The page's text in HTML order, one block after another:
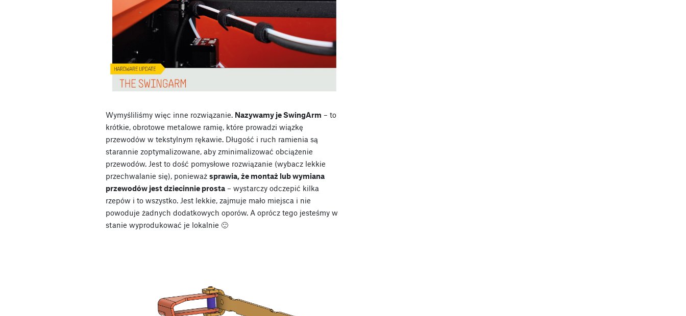
Wymyśliliśmy więc inne rozwiązanie. Nazywamy je SwingArm – to
krótkie, obrotowe metalowe ramię, które prowadzi wiązkę
przewodów w tekstylnym rękawie. Długość i ruch ramienia są
starannie zoptymalizowane, aby zminimalizować obciążenie
przewodów. Jest to dość pomysłowe rozwiązanie (wybacz lekkie
przechwalanie się), ponieważ sprawia, że montaż lub wymiana
przewodów jest dziecinnie prosta – wystarczy odczepić kilka
rzepów i to wszystko. Jest lekkie, zajmuje mało miejsca i nie
powoduje żadnych dodatkowych oporów. A oprócz tego jesteśmy w
stanie wyprodukować je lokalnie 🙂